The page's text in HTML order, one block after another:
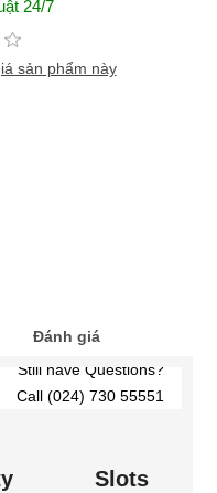
24/7
sản phẩm này
Đánh giá
Still have Questions?
Call (024) 730 55551
Slots